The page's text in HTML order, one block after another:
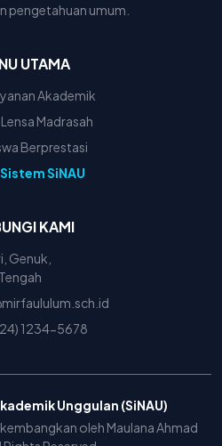
pengetahuan umum.
UTAMA
Akademik
Madrasah
Berprestasi
SiNAU
KAMI
Genuk,
1234-5678
Unggulan (SiNAU)
oleh Maulana Ahmad